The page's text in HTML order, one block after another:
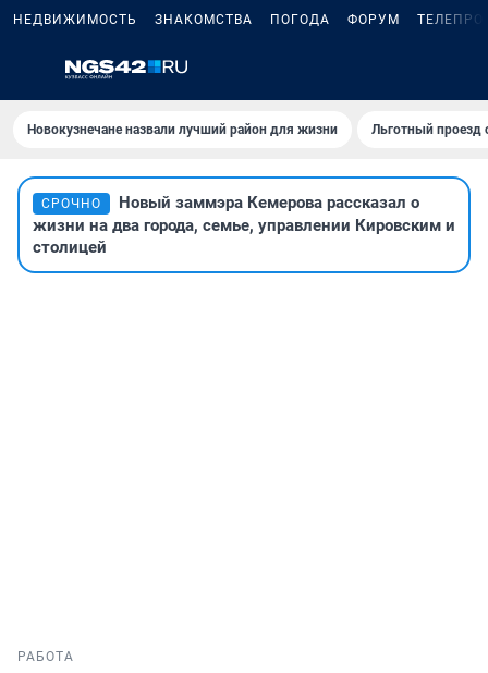
НЕДВИЖИМОСТЬ ЗНАКОМСТВА ПОГОДА ФОРУМ
Новокузнечане назвали лучший район для жизни Льготный проезд
СРОЧНО
Новый заммэра Кемерова рассказал о
жизни на два города, семье, управлении Кировским и
столицей
РАБОТА